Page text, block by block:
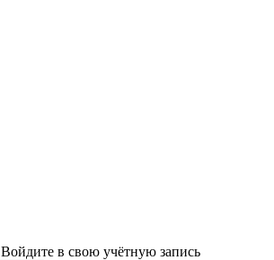
в свою учётную запись